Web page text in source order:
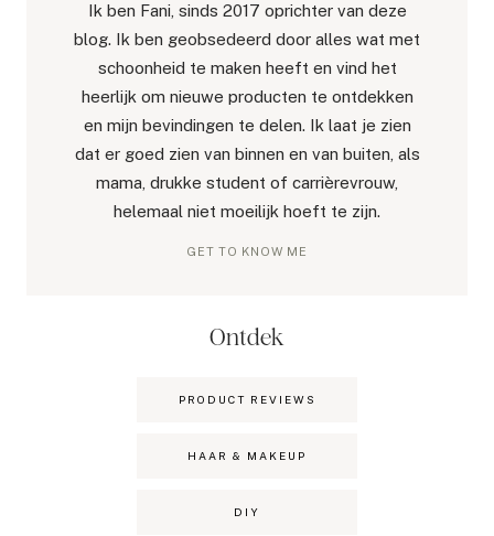
Ik ben Fani, sinds 2017 oprichter van deze
blog. Ik ben geobsedeerd door alles wat met
schoonheid te maken heeft en vind het
heerlijk om nieuwe producten te ontdekken
en mijn bevindingen te delen. Ik laat je zien
dat er goed zien van binnen en van buiten, als
mama, drukke student of carrièrevrouw,
helemaal niet moeilijk hoeft te zijn.
GET TO KNOW ME
Ontdek
PRODUCT REVIEWS
HAAR & MAKEUP
DIY